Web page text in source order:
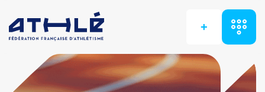
+